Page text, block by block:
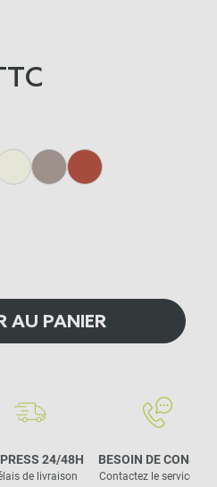
AU PANIER
24/48H
de livraison
BESOIN DE CONSEIL
Contactez le service